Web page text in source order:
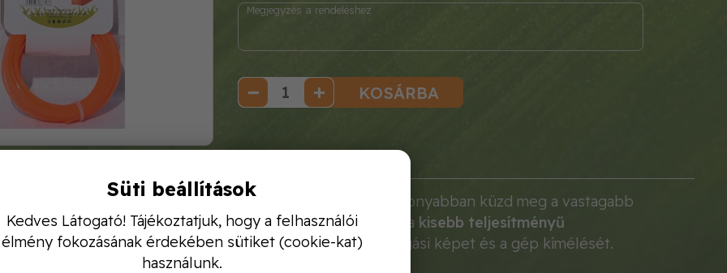
KOSÁRBA
Hobby vágószálélesebb élei révén hatékonyabban küzd meg a vastagabb
gyomokkal szemben. A 1,3 mm-es vastagság kifejezetten a kisebb teljesítményű
lett optimalizálva, biztosítva a tiszta vágási képet és a gép kímélését.
Süti beállítások
Kedves Látogató! Tájékoztatjuk, hogy a felhasználói
élmény fokozásának érdekében sütiket (cookie-kat)
használunk.